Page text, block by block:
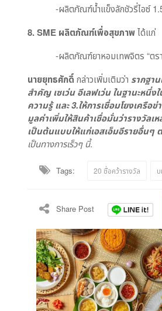
-ผลิตภัณฑ์น้ำแข็งลักชัวรี่ไอซ์ 1.5
8. SME ผลิตภัณฑ์เพื่อสุขภาพได้แก่
-ผลิตภัณฑ์ยาหอมเทพจิตร “ตราห้
นายยุทธศักดิ์ กล่าวเพิ่มเติมว่า รากฐา
สำคัญ เซเว่น อีเลฟเว่น ในฐานะหนึ่
ความรู้ และ 3.ให้การเชื่อมโยงเครือข่
มูลค่าเพิ่มให้สินค้าเชื่อมั่นว่ารางวัลเ
เป็นต้นแบบให้แก่เอสเอ็มอีรายอื่นๆ
เป็นทางการเร็วๆ นี้.
Tags: 20 ชื่อคว้ารางวัล
Share Post